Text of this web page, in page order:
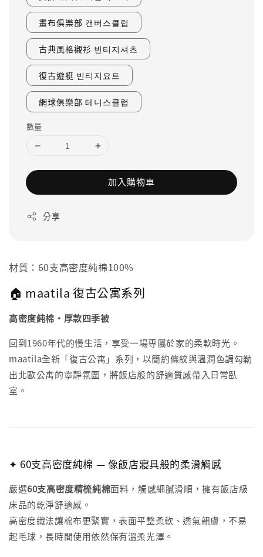
畫布俱樂部 캔버스클럽
古典風格襯衫 빈티지셔츠
復古遊艇 빈티지요트
網球俱樂部 테니스클럽
數量
加入購物車
分享
材質：60支高密度純棉100%
🏠 maatila 復古公寓系列
高密度純棉・厚款四季被
回到1960年代的慢生活，享受一場專屬於家的柔軟時光。
maatila全新「復古公寓」系列，以簡約條紋與溫潤色調勾勒
出北歐公寓的寧靜氛圍，將飯店般的舒適質感帶入日常臥
室。
✦ 60支高密度純棉 — 像飯店寢具般的柔滑觸感
嚴選60支高密度精梳純棉面料，觸感細膩滑順，擁有飯店級
床品的乾淨舒適感。
高密度織法讓棉布更緊實，表面平整柔軟、透氣親膚，不易
起毛球，長時間使用依然保有溫柔光澤。